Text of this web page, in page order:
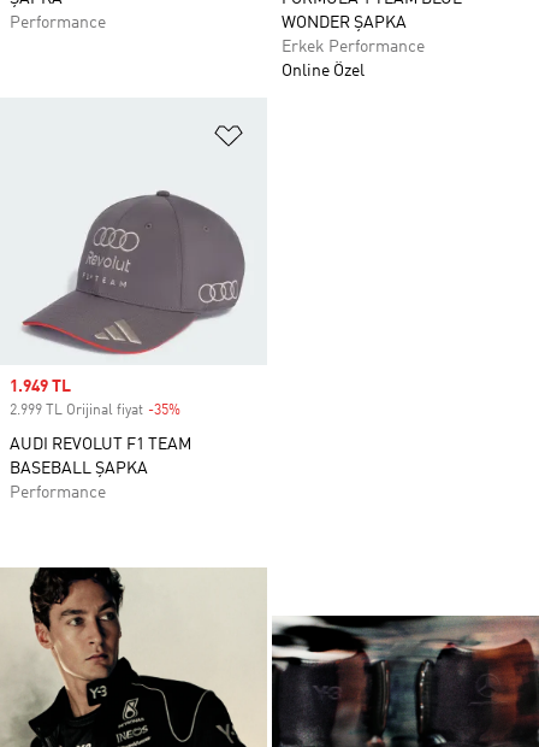
Performance
WONDER ŞAPKA
Erkek Performance
Online Özel
Sale price
1.949 TL
2.999 TL Orijinal fiyat -35%
AUDI REVOLUT F1 TEAM
BASEBALL ŞAPKA
Performance